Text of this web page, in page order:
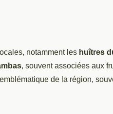
notamment les huîtres
, souvent associées aux
de la région,